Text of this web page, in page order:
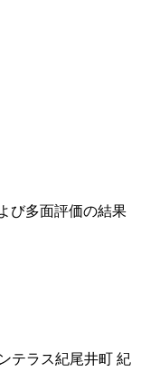
び多面評価の結果
テラス紀尾井町 紀